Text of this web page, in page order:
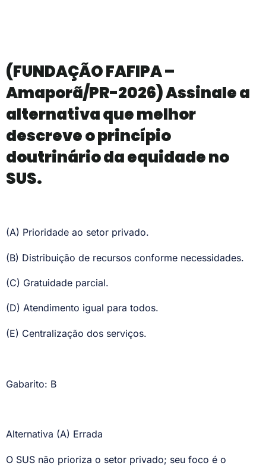
(FUNDAÇÃO FAFIPA –
Amaporã/PR-2026) Assinale a
alternativa que melhor
descreve o princípio
doutrinário da equidade no
SUS.
(A) Prioridade ao setor privado.
(B) Distribuição de recursos conforme necessidades.
(C) Gratuidade parcial.
(D) Atendimento igual para todos.
(E) Centralização dos serviços.
Gabarito: B
Alternativa (A) Errada
O SUS não prioriza o setor privado; seu foco é o